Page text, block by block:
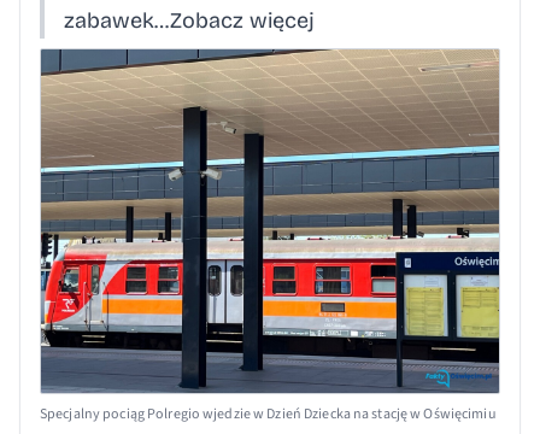
zabawek…Zobacz więcej
Specjalny pociąg Polregio wjedzie w Dzień Dziecka na stację w Oświęcimiu